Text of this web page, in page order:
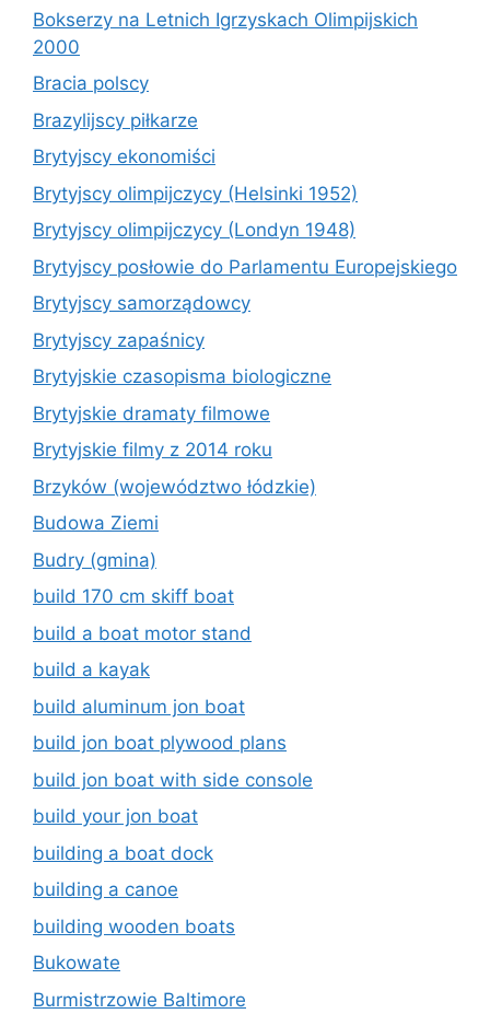
Bokserzy na Letnich Igrzyskach Olimpijskich
2000
Bracia polscy
Brazylijscy piłkarze
Brytyjscy ekonomiści
Brytyjscy olimpijczycy (Helsinki 1952)
Brytyjscy olimpijczycy (Londyn 1948)
Brytyjscy posłowie do Parlamentu Europejskiego
Brytyjscy samorządowcy
Brytyjscy zapaśnicy
Brytyjskie czasopisma biologiczne
Brytyjskie dramaty filmowe
Brytyjskie filmy z 2014 roku
Brzyków (województwo łódzkie)
Budowa Ziemi
Budry (gmina)
build 170 cm skiff boat
build a boat motor stand
build a kayak
build aluminum jon boat
build jon boat plywood plans
build jon boat with side console
build your jon boat
building a boat dock
building a canoe
building wooden boats
Bukowate
Burmistrzowie Baltimore